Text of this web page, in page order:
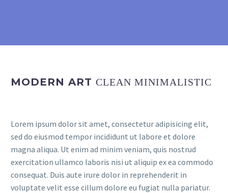
MODERN ART CLEAN MINIMALISTIC
Lorem ipsum dolor sit amet, consectetur adipisicing elit,
sed do eiusmod tempor incididunt ut labore et dolore
magna aliqua. Ut enim ad minim veniam, quis nostrud
exercitation ullamco laboris nisi ut aliquip ex ea commodo
consequat. Duis aute irure dolor in reprehenderit in
voluptate velit esse cillum dolore eu fugiat nulla pariatur.